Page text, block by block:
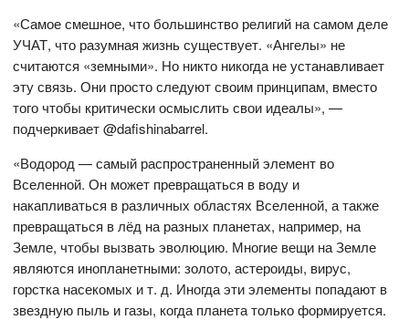
«Самое смешное, что большинство религий на самом деле
УЧАТ, что разумная жизнь существует. «Ангелы» не
считаются «земными». Но никто никогда не устанавливает
эту связь. Они просто следуют своим принципам, вместо
того чтобы критически осмыслить свои идеалы», —
подчеркивает @dafishinabarrel.
«Водород — самый распространенный элемент во
Вселенной. Он может превращаться в воду и
накапливаться в различных областях Вселенной, а также
превращаться в лёд на разных планетах, например, на
Земле, чтобы вызвать эволюцию. Многие вещи на Земле
являются инопланетными: золото, астероиды, вирус,
горстка насекомых и т. д. Иногда эти элементы попадают в
звездную пыль и газы, когда планета только формируется.